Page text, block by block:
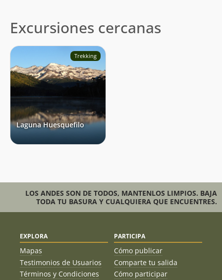
Ian Brañas Vera
Victor Zapata F.
19/05/19 Kati Mathes
19/03/19
05/03/19 Joaquín Metzner
Matias Barrios
26/08/18 Santiago Tapia Ramirez
24/03/18 Carlina Eugenin
24/03/18 Carlos Lebermann
16/02/18 Edgardo Alexis Balboa
Excursiones cercanas
Trekking
Laguna Huesquefilo
LOS ANDES SON DE TODOS, MANTENLOS LIMPIOS. BAJA
TODA TU BASURA Y CUALQUIERA QUE ENCUENTRES.
EXPLORA
Mapas
Testimonios de Usuarios
Términos y Condiciones
PARTICIPA
Cómo publicar
Comparte tu salida
Cómo participar